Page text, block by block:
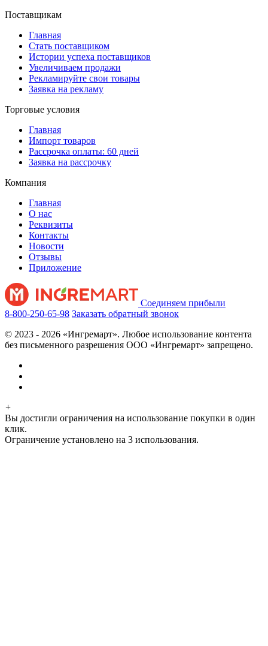
Поставщикам
Главная
Стать поставщиком
Истории успеха поставщиков
Увеличиваем продажи
Рекламируйте свои товары
Заявка на рекламу
Торговые условия
Главная
Импорт товаров
Рассрочка оплаты: 60 дней
Заявка на рассрочку
Компания
Главная
О нас
Реквизиты
Контакты
Новости
Отзывы
Приложение
Соединяем прибыли
8-800-250-65-98 Заказать обратный звонок
© 2023 - 2026 «Ингремарт». Любое использование контента
без письменного разрешения ООО «Ингремарт» запрещено.
+
Вы достигли ограничения на использование покупки в один
клик.
Ограничение установлено на 3 использования.